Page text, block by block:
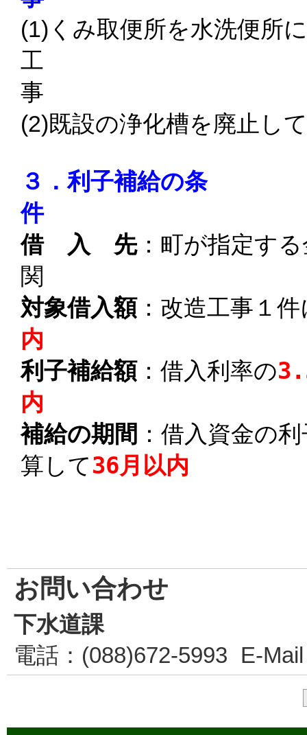
(1)くみ取便所を水洗便所
工
事
(2)既設の浄化槽を廃止し
３．利子補給の条
件
借 入 先：町が指定す
対象借入額：改造工事１
利子補給額：借入利率の
補給の期間 ：借入資金の
算して36月以内
お問い合わせ
下水道課
電話 ：(088)672-5993 E-Mail